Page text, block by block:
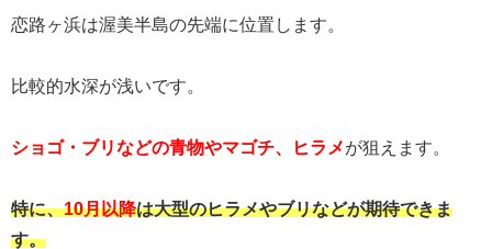
恋路ヶ浜は渥美半島の先端に位置します。
比較的水深が浅いです。
ショゴ・ブリなどの青物やマゴチ、ヒラメが狙えます。
特に、10月以降は大型のヒラメやブリなどが期待できま
す。